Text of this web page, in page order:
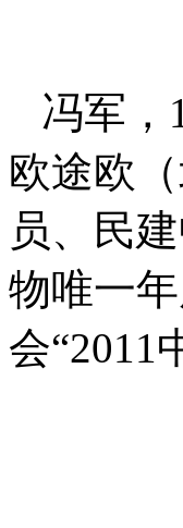
冯军，
欧途欧
员、民
物唯一
会“2011